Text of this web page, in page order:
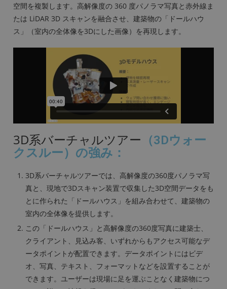
空間を複製します。高解像度の 360 度パノラマ写真と赤外線ま
たは LiDAR 3D スキャンを融合させ、建築物の「ドールハウ
ス」（室内の全体像を3Dにした画像）を再現します。
3D系バーチャルツアー （3Dウォー
クスルー） の強み：
3D系バーチャルツアーでは、高解像度の360度パノラマ写
真と、現地で3Dスキャン装置で収集した3D空間データをも
とに作られた「ドールハウス」を組み合わせて、 建築物の
室内の全体像を提供します。
この「ドールハウス」と高解像度の360度写真に建築士、
クライアント、見込み客、いずれからもアクセス可能なデ
ータポイントが配置できます。データポイントにはビデ
オ、写真、テキスト、フォーマットなどを設置することが
できます。ユーザーは現場に足を運ぶことなく建築物につ